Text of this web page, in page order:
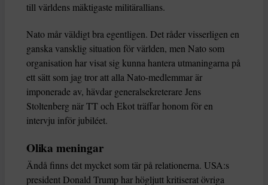
till världens mäktigaste militärallians.
Nato mår väldigt bra egentligen. Det råder visserligen en
ganska vansklig situation för världen, men Nato som
organisation har visat sig kunna hantera utmaningarna på
ett sätt som jag tror att alla Nato-medlemmar är
imponerade av, hävdar generalsekreterare Jens
Stoltenberg när TT och Ekot träffar honom för en
intervju inför jubiléet.
Olika meningar
Ändå finns det mycket som tär på relationerna. USA:s
president Donald Trump har högljutt kritiserat övriga